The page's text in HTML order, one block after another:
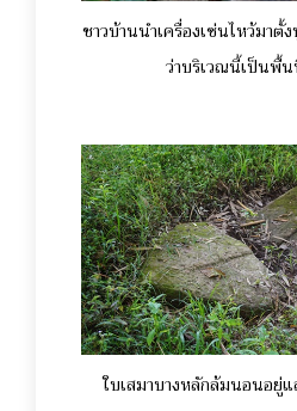
ชาวบ้านนำเครื่องเซ่นไหว้มาตั้
ว่าบริเวณนี้เป็นพื้
ใบเสมาบางหลักล้มนอนอยู่